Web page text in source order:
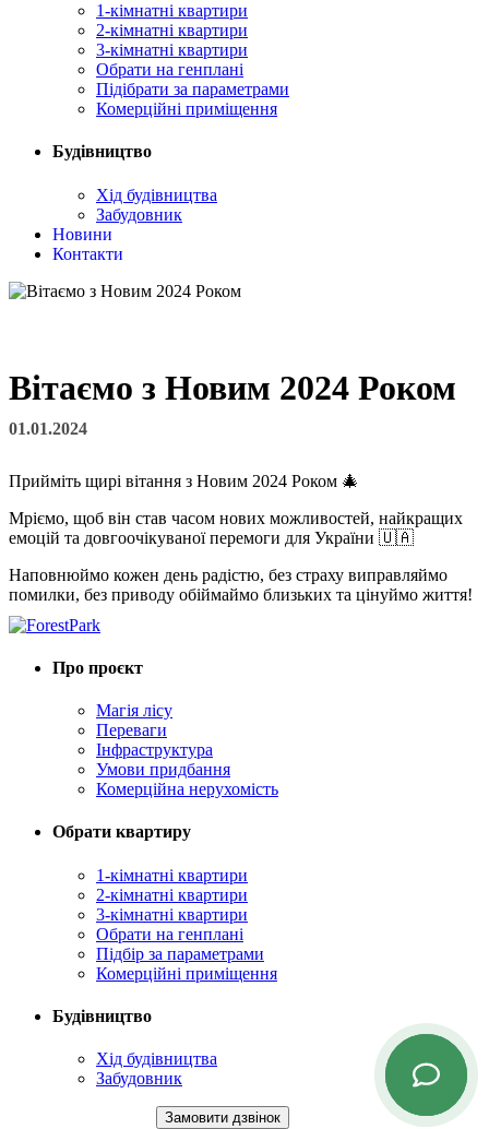
1-кімнатні квартири
2-кімнатні квартири
3-кімнатні квартири
Обрати на генплані
Підібрати за параметрами
Комерційні приміщення
Будівництво
Хід будівництва
Забудовник
Новини
Контакти
Вітаємо з Новим 2024 Роком
01.01.2024
Прийміть щирі вітання з Новим 2024 Роком 🎄
Мріємо, щоб він став часом нових можливостей, найкращих
емоцій та довгоочікуваної перемоги для України 🇺🇦
Наповнюймо кожен день радістю, без страху виправляймо
помилки, без приводу обіймаймо близьких та цінуймо життя!
Про проєкт
Магія лісу
Переваги
Інфраструктура
Умови придбання
Комерційна нерухомість
Обрати квартиру
1-кімнатні квартири
2-кімнатні квартири
3-кімнатні квартири
Обрати на генплані
Підбір за параметрами
Комерційні приміщення
Будівництво
Хід будівництва
Забудовник
Замовити дзвінок